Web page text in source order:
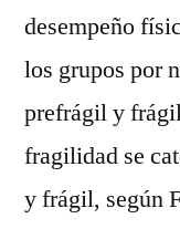
desempeño
los grupos por
prefrágil y
fragilidad se
y frágil, según